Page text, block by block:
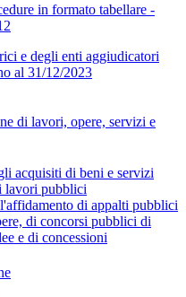
in formato tabellare -
e degli enti aggiudicatori
al 31/12/2023
di lavori, opere, servizi e
acquisiti di beni e servizi
lavori pubblici
di appalti pubblici
di concorsi pubblici di
e di concessioni